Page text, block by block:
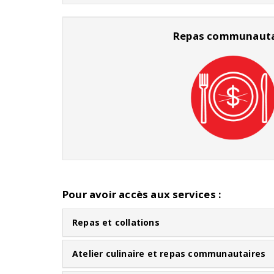
Repas
Pour avoir accès aux services :
Repas et collations
Atelier culinaire et repas communautaires